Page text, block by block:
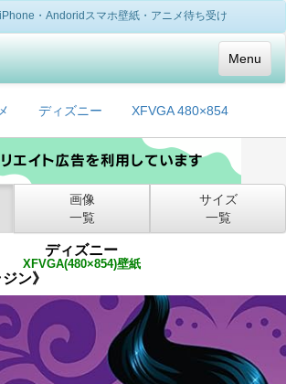
・Andoridスマホ壁紙・アニメ待ち受け
Menu
ディズニー XFVGA 480×854
画像
一覧
サイズ
一覧
ディズニー
XFVGA(480×854)壁紙
ン》